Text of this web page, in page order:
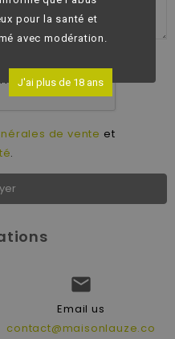
pour la santé et
avec modération.
J'ai plus de 18 ans
de vente et
.

Email us
contact@maisonlauze.co